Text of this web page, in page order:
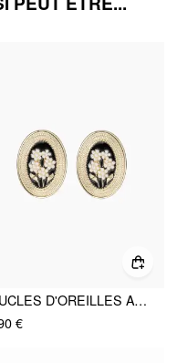
BOUCLES D'OREILLES AVEC FAUX PERLES ET MOTIFS DE FLEURS
€